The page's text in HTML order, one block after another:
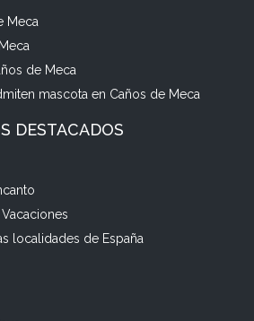
Meca
de Meca
mascota en Caños de Meca
DESTACADOS
localidades de España